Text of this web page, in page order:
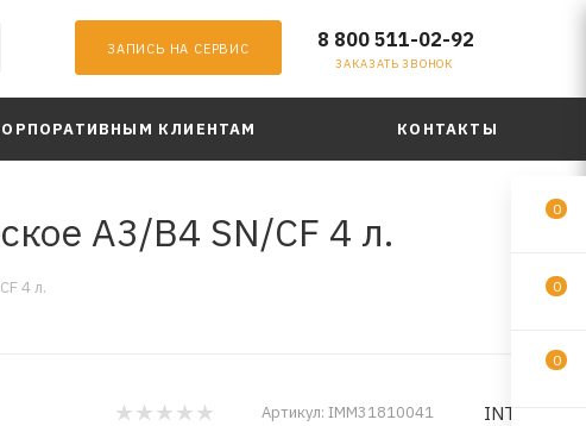
ЗАПИСЬ НА СЕРВИС 8 800 511-02-92
ЗАКАЗАТЬ ЗВОНОК
КЛИЕНТАМ КОНТАКТЫ
A3/B4 SN/CF 4 л.
4 л.
Артикул: IMM31810041 INTREK
0
0
0